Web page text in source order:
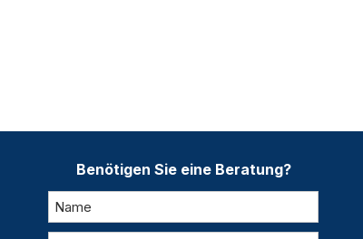
Benötigen Sie eine Beratung?